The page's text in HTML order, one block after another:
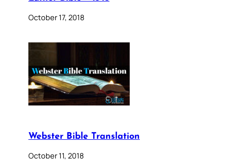
October 17, 2018
Webster Bible Translation
October 11, 2018